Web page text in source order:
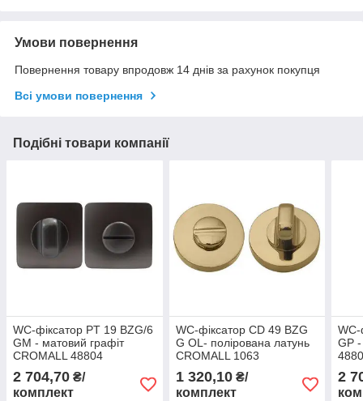
Умови повернення
Повернення товару впродовж 14 днів за рахунок покупця
Всі умови повернення
Подібні товари компанії
WC-фіксатор PT 19 BZG/6
GM - матовий графіт
CROMALL 48804
COLOMBO Італія
2 704,70 ₴/
комплект
WC-фіксатор CD 49 BZG
G OL- полірована латунь
CROMALL 1063
COLOMBO Італія
1 320,10₴/
комплект
WC-
GP
2